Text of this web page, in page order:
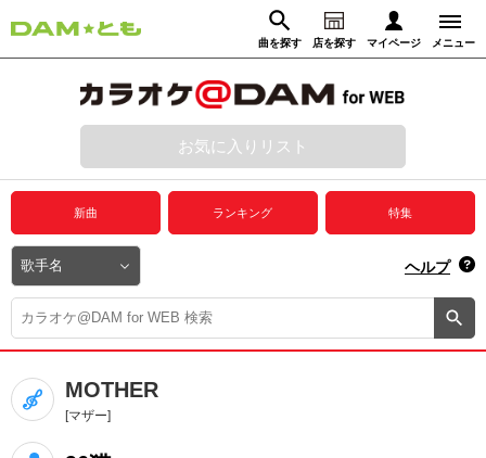
曲を探す 店を探す マイページ メニュー
動画からさがす 録音からさがす
ログイン
プレミアムサービス
DAM★とも動画
DAM★とも録音
カラオケ＠DAM
ユーザー検索
お気に入りリスト
新曲 ランキング 特集
ヘルプ
MOTHER
[マザー]